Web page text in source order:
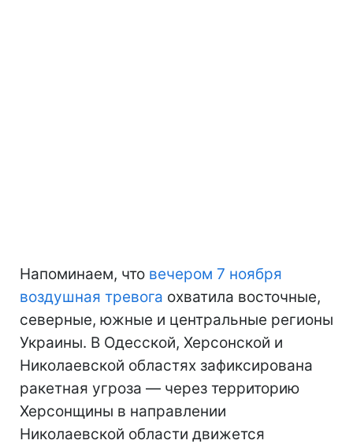
Напоминаем, что вечером 7 ноября
воздушная тревога охватила восточные,
северные, южные и центральные регионы
Украины. В Одесской, Херсонской и
Николаевской областях зафиксирована
ракетная угроза — через территорию
Херсонщины в направлении
Николаевской области движется